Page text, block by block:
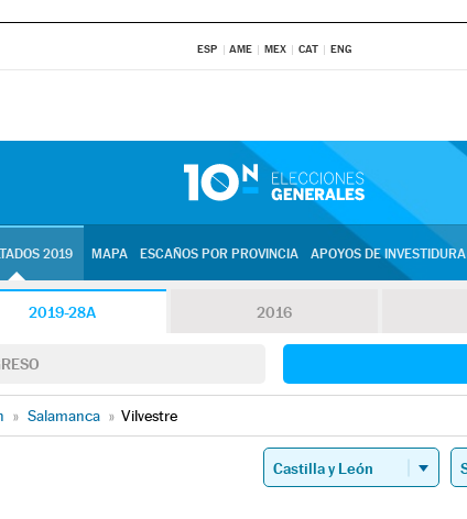
ESP AME MEX CAT ENG
2019 MAPA ESCAÑOS POR PROVINCIA APOYOS DE INVESTIDURA
2019-28A 2016
» Salamanca » Vilvestre